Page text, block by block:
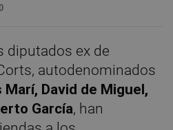
diputados ex de
autodenominados
Marí, David de Miguel,
García, han